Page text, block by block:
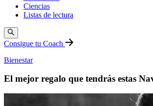
Ciencias
Listas de lectura
Consigue tu Coach
Bienestar
El mejor regalo que tendrás estas